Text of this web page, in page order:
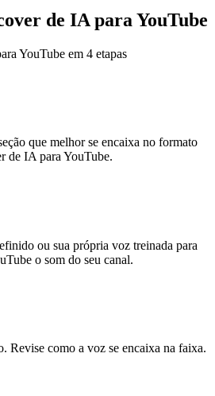
de IA para YouTube
YouTube em 4 etapas
que melhor se encaixa no formato
de IA para YouTube.
ou sua própria voz treinada para
o som do seu canal.
Revise como a voz se encaixa na faixa.